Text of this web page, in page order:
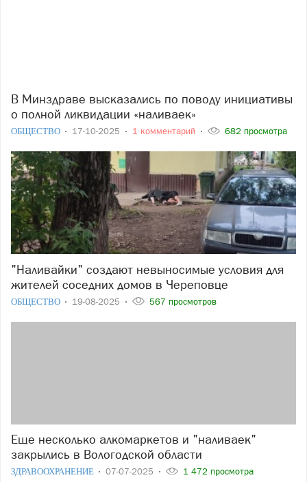
В Минздраве высказались по поводу инициативы
о полной ликвидации «наливаек»
ОБЩЕСТВО 17-10-2025 1 комментарий 682 просмотра
"Наливайки" создают невыносимые условия для
жителей соседних домов в Череповце
ОБЩЕСТВО 19-08-2025 567 просмотров
Еще несколько алкомаркетов и "наливаек"
закрылись в Вологодской области
ЗДРАВООХРАНЕНИЕ 07-07-2025 1 472 просмотра